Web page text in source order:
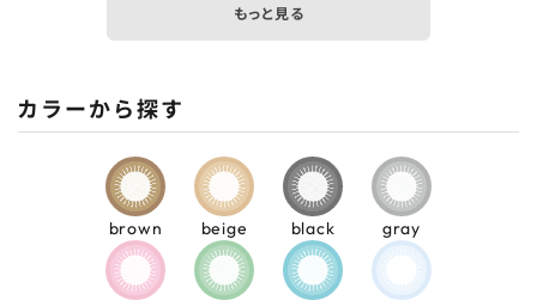
もっと見る
カラーから探す
brown beige black gray